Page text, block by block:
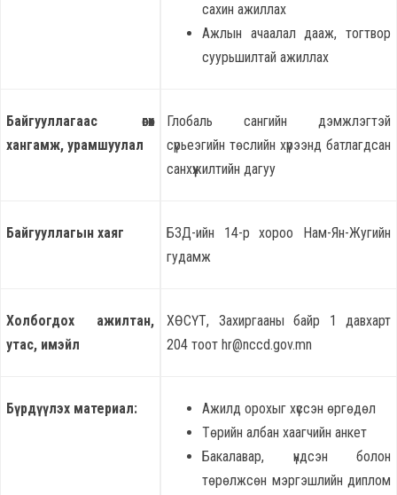
сахин ажиллах
Ажлын ачаалал дааж, тогтвор
суурьшилтай ажиллах
Байгууллагаас өгөх
хангамж, урамшуулал
Глобаль сангийн дэмжлэгтэй
сүрьеэгийн төслийн хүрээнд батлагдсан
санхүүжилтийн дагуу
Байгууллагын хаяг
БЗД-ийн 14-р хороо Нам-Ян-Жугийн
гудамж
Холбогдох ажилтан,
утас, имэйл
ХӨСҮТ, Захиргааны байр 1 давхарт
204 тоот hr@nccd.gov.mn
Бүрдүүлэх материал:
Ажилд орохыг хүссэн өргөдөл
Төрийн албан хаагчийн анкет
Бакалавар, үндсэн болон
төрөлжсөн мэргэшлийн диплом